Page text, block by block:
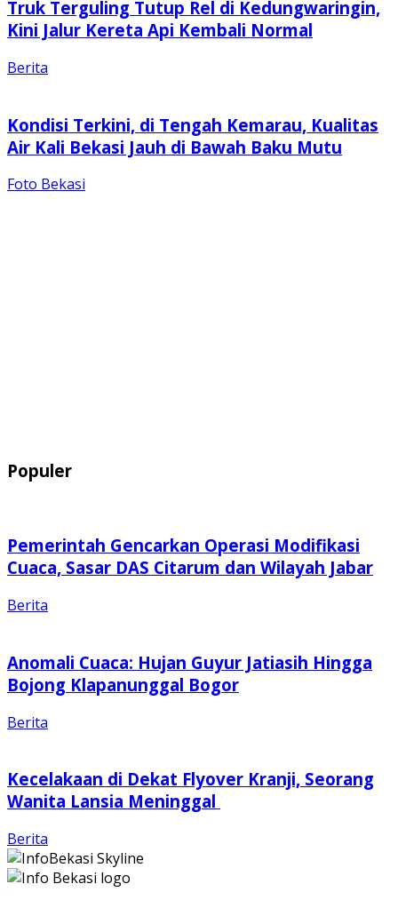
Truk Terguling Tutup Rel di Kedungwaringin,
Kini Jalur Kereta Api Kembali Normal
Berita
Kondisi Terkini, di Tengah Kemarau, Kualitas
Air Kali Bekasi Jauh di Bawah Baku Mutu
Foto Bekasi
Populer
Pemerintah Gencarkan Operasi Modifikasi
Cuaca, Sasar DAS Citarum dan Wilayah Jabar
Berita
Anomali Cuaca: Hujan Guyur Jatiasih Hingga
Bojong Klapanunggal Bogor
Berita
Kecelakaan di Dekat Flyover Kranji, Seorang
Wanita Lansia Meninggal
Berita